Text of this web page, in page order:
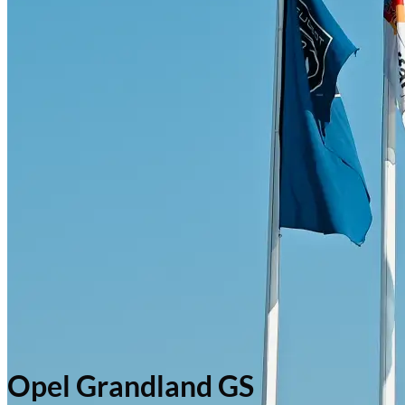
Opel Grandland GS